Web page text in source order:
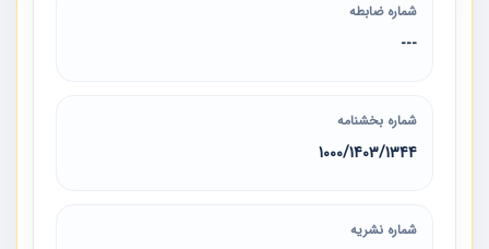
شماره ضابطه
---
شماره بخشنامه
1344‏/1403‏/1000
شماره نشریه